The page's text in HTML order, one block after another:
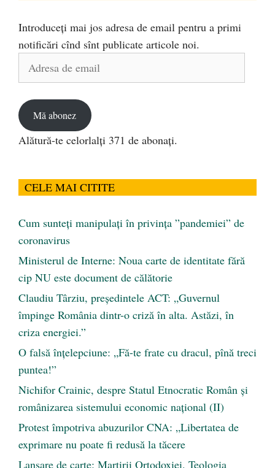
Introduceți mai jos adresa de email pentru a primi
notificări cînd sînt publicate articole noi.
Adresa
Mă abonez
Alătură-te celorlalți 371 de abonați.
CELE MAI CITITE
Cum sunteți manipulați în privința ”pandemiei” de
coronavirus
Ministerul de Interne: Noua carte de identitate fără
cip NU este document de călătorie
Claudiu Târziu, președintele ACT: „Guvernul
împinge România dintr-o criză în alta. Astăzi, în
criza energiei.”
O falsă înțelepciune: „Fă-te frate cu dracul, pînă treci
puntea!”
Nichifor Crainic, despre Statul Etnocratic Român şi
românizarea sistemului economic naţional (II)
Protest împotriva abuzurilor CNA: „Libertatea de
exprimare nu poate fi redusă la tăcere
Lansare de carte: Martirii Ortodoxiei. Teologia